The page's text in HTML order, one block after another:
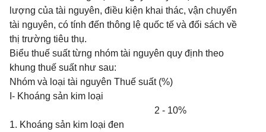
lượng của tài nguyên, điều kiện khai thác, vận chuyển
tài nguyên, có tính đến thông lệ quốc tế và đối sách về
thị trường tiêu thụ.
Biểu thuế suất từng nhóm tài nguyên quy định theo
khung thuế suất như sau:
Nhóm và loại tài nguyên Thuế suất (%)
I- Khoáng sản kim loại
2 - 10%
1. Khoáng sản kim loại đen